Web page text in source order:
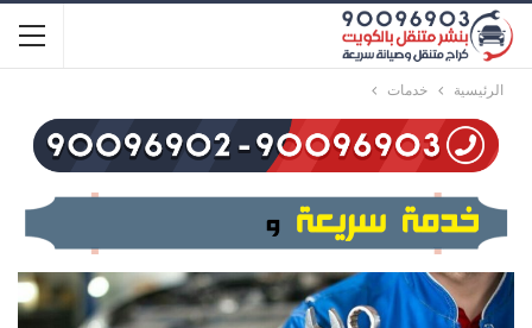
الرئيسية خدمات